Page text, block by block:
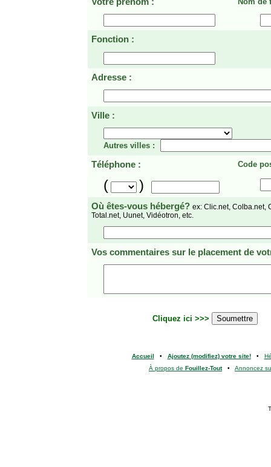
Fonction :
Adresse :
Ville :
Autres villes :
Téléphone : Code
( )
Où êtes-vous hébergé? ex: Clic.net, Colba.net,
Total.net, Uunet, Vidéotron, etc.
Vos commentaires sur le placement de
Cliquez ici >>>
Accueil • Ajoutez (modifiez) votre site!•
À propos de Fouillez-Tout• Annoncez